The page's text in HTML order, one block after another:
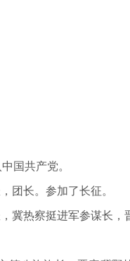
国共产党。
团长。参加了长征。
冀热察挺进军参谋长，